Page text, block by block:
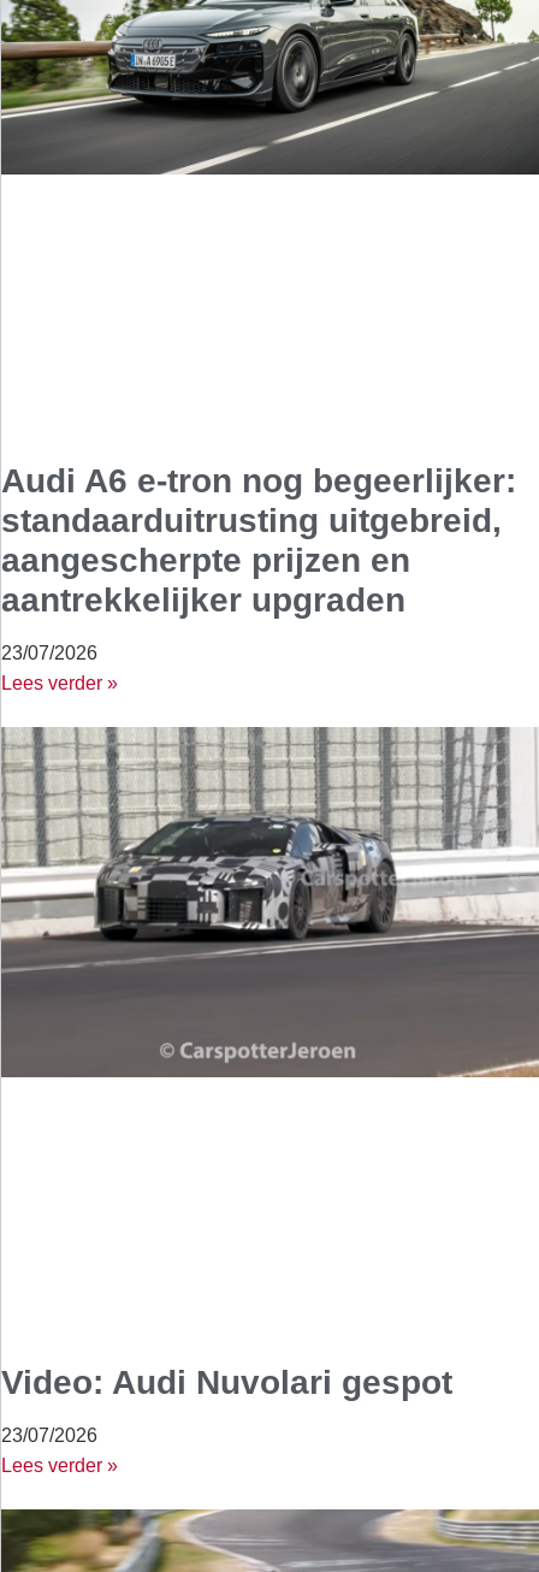
Audi A6 e-tron nog begeerlijker:
standaarduitrusting uitgebreid,
aangescherpte prijzen en
aantrekkelijker upgraden
23/07/2026
Lees verder »
Video: Audi Nuvolari gespot
23/07/2026
Lees verder »